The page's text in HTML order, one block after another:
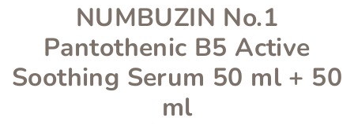
NUMBUZIN No.1
Pantothenic B5 Active
Soothing Serum 50 ml + 50
ml